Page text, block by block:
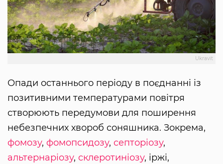
Ukravit
Опади останнього періоду в поєднанні із
позитивними температурами повітря
створюють передумови для поширення
небезпечних хвороб соняшника. Зокрема,
фомозу, фомопсидозу, септоріозу,
альтернаріозу, склеротиніозу, іржі,